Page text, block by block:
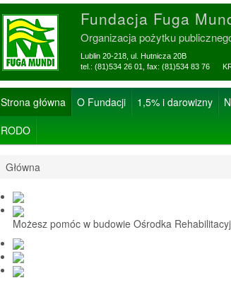
Fundacja Fuga
Organizacja pożytku
Lublin 20-218, ul. Hutnicza 20B
tel.: (81)534 26 01, fax: (81)534 83 76
Strona główna O Fundacji 1,5% i darowizny
RODO
Główna
Możesz pomóc w budowie Ośrodka